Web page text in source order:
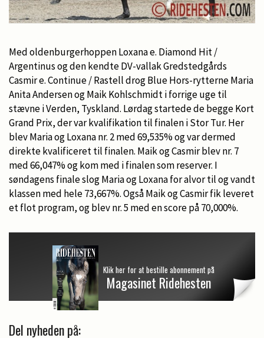
Med oldenburgerhoppen Loxana e. Diamond Hit /
Argentinus og den kendte DV-vallak Gredstedgårds
Casmir e. Continue / Rastell drog Blue Hors-rytterne Maria
Anita Andersen og Maik Kohlschmidt i forrige uge til
stævne i Verden, Tyskland. Lørdag startede de begge Kort
Grand Prix, der var kvalifikation til finalen i Stor Tur. Her
blev Maria og Loxana nr. 2 med 69,535% og var dermed
direkte kvalificeret til finalen. Maik og Casmir blev nr. 7
med 66,047% og kom med i finalen som reserver. I
søndagens finale slog Maria og Loxana for alvor til og vandt
klassen med hele 73,667%. Også Maik og Casmir fik leveret
et flot program, og blev nr. 5 med en score på 70,000%.
Klik her for at bestille abonnement på
Magasinet Ridehesten
Del nyheden på: